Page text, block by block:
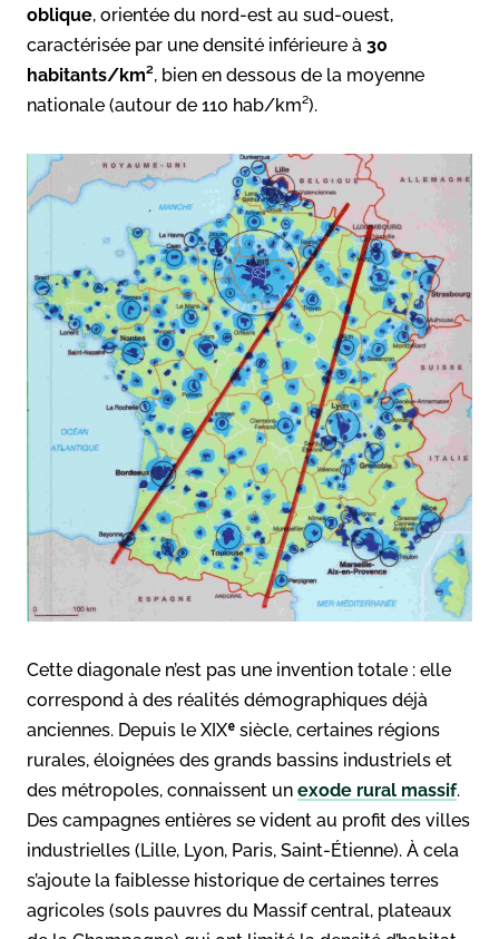
oblique, orientée du nord-est au sud-ouest,
caractérisée par une densité inférieure à 30
habitants/km², bien en dessous de la moyenne
nationale (autour de 110 hab/km²).
Cette diagonale n’est pas une invention totale : elle
correspond à des réalités démographiques déjà
anciennes. Depuis le XIXᵉ siècle, certaines régions
rurales, éloignées des grands bassins industriels et
des métropoles, connaissent un exode rural massif.
Des campagnes entières se vident au profit des villes
industrielles (Lille, Lyon, Paris, Saint-Étienne). À cela
s’ajoute la faiblesse historique de certaines terres
agricoles (sols pauvres du Massif central, plateaux